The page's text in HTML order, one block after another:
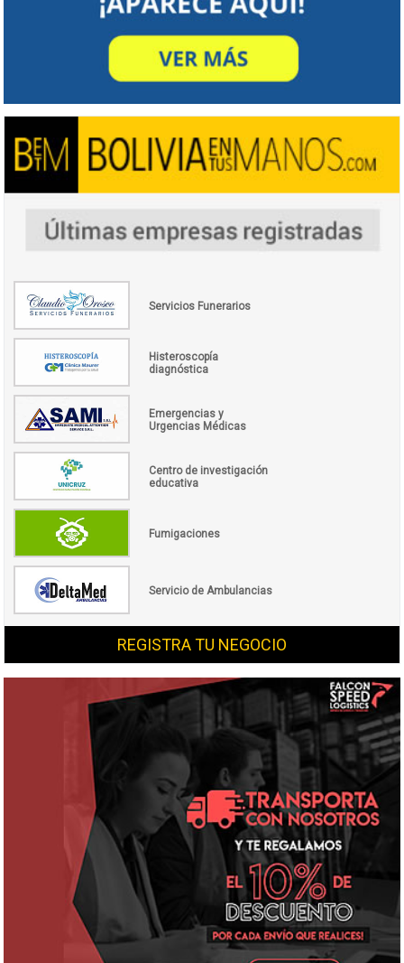
Servicios Funerarios
Histeroscopía
diagnóstica
Emergencias y
Urgencias Médicas
Centro de investigación
educativa
Fumigaciones
Servicio de Ambulancias
REGISTRA TU NEGOCIO